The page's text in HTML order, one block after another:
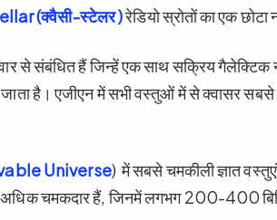
(क्वैसी-स्टेलर )रेडियो स्रोतों का एक छोटा
से संबंधित हैं जिन्हें एक साथ सक्रिय गैलेक्टिक
है। एजीएन में सभी वस्तुओं में से क्वासर
Universe) में सबसे चमकीली ज्ञात
चमकदार हैं, जिनमें लगभग 200-400